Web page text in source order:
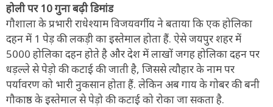
होली पर 10 गुना बढ़ी डिमांड
गौशाला के प्रभारी राधेश्याम विजयवर्गीय ने बताया कि एक होलिका
दहन में 1 पेड़ की लकड़ी का इस्तेमाल होता हैं. ऐसे जयपुर शहर में
5000 होलिका दहन होते है और देश में लाखों जगह होलिका दहन पर
धड़ल्ले से पेड़ो की कटाई की जाती है, जिससे त्यौहार के नाम पर
पर्यावरण को भारी नुकसान होता हैं. लेकिन अब गाय के गोबर की बनी
गौकाष्ठ के इस्तेमाल से पेड़ो की कटाई को रोका जा सकता है.